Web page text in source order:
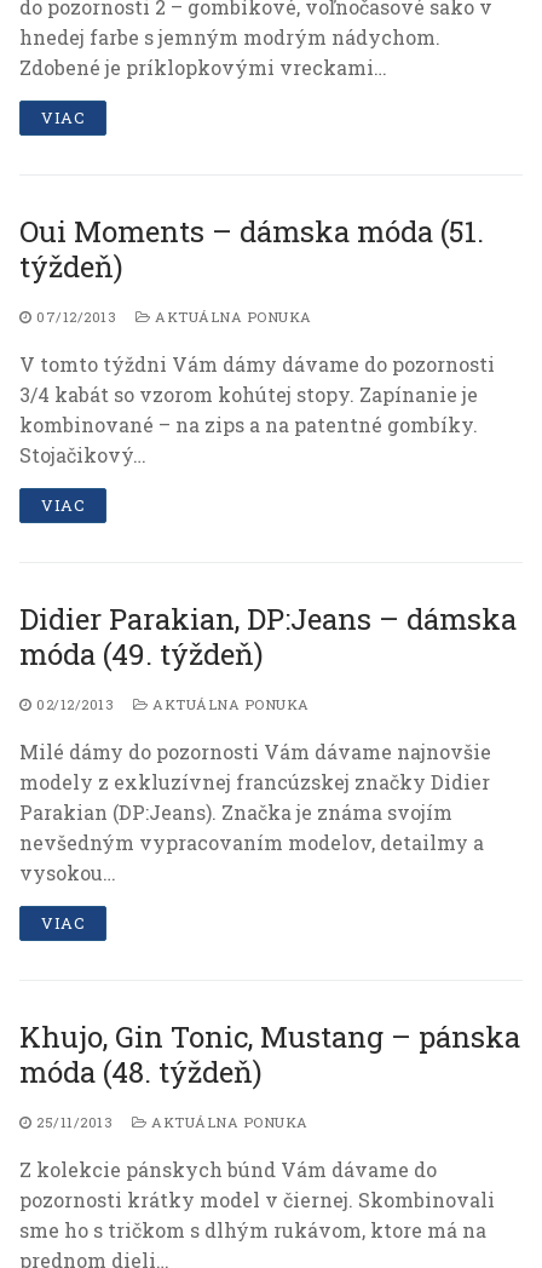
do pozornosti 2 – gombíkové, voľnočasové sako v
hnedej farbe s jemným modrým nádychom.
Zdobené je príklopkovými vreckami…
VIAC
Oui Moments – dámska móda (51.
týždeň)
07/12/2013 AKTUÁLNA PONUKA
V tomto týždni Vám dámy dávame do pozornosti
3/4 kabát so vzorom kohútej stopy. Zapínanie je
kombinované – na zips a na patentné gombíky.
Stojačikový…
VIAC
Didier Parakian, DP:Jeans – dámska
móda (49. týždeň)
02/12/2013 AKTUÁLNA PONUKA
Milé dámy do pozornosti Vám dávame najnovšie
modely z exkluzívnej francúzskej značky Didier
Parakian (DP:Jeans). Značka je známa svojím
nevšedným vypracovaním modelov, detailmy a
vysokou…
VIAC
Khujo, Gin Tonic, Mustang – pánska
móda (48. týždeň)
25/11/2013 AKTUÁLNA PONUKA
Z kolekcie pánskych búnd Vám dávame do
pozornosti krátky model v čiernej. Skombinovali
sme ho s tričkom s dlhým rukávom, ktore má na
prednom dieli…